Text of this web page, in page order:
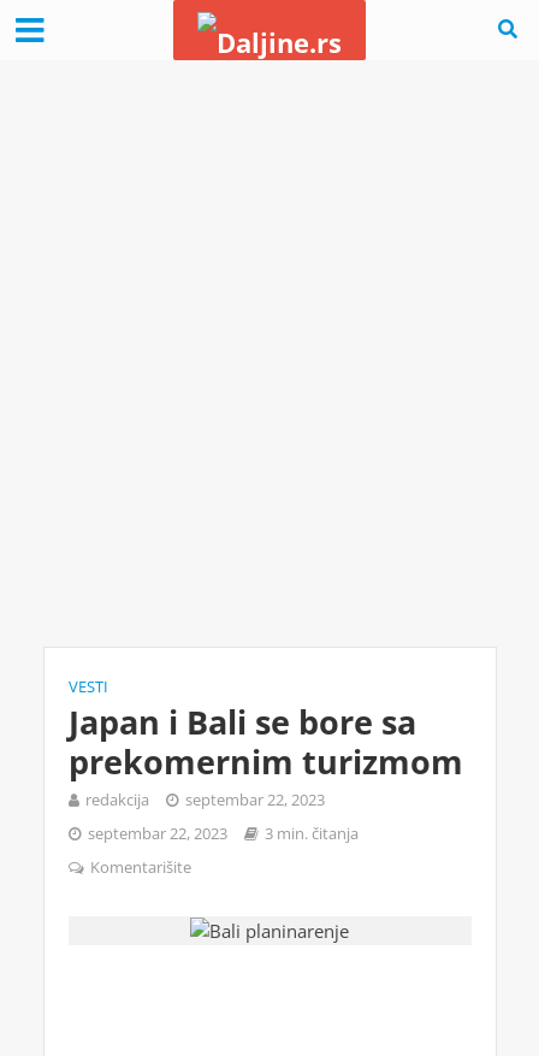
VESTI
Japan i Bali se bore sa
prekomernim turizmom
redakcija
septembar 22, 2023
septembar 22, 2023
3 min. čitanja
Komentarišite